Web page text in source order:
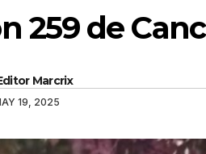
259 de
Marcrix
19, 2025